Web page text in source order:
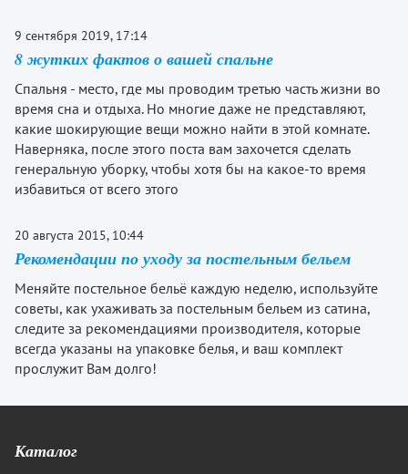
9 сентября 2019, 17:14
8 жутких фактов о вашей спальне
Спальня - место, где мы проводим третью часть жизни во
время сна и отдыха. Но многие даже не представляют,
какие шокирующие вещи можно найти в этой комнате.
Наверняка, после этого поста вам захочется сделать
генеральную уборку, чтобы хотя бы на какое-то время
избавиться от всего этого
20 августа 2015, 10:44
Рекомендации по уходу за постельным бельем
Меняйте постельное бельё каждую неделю, используйте
советы, как ухаживать за постельным бельем из сатина,
следите за рекомендациями производителя, которые
всегда указаны на упаковке белья, и ваш комплект
прослужит Вам долго!
Каталог